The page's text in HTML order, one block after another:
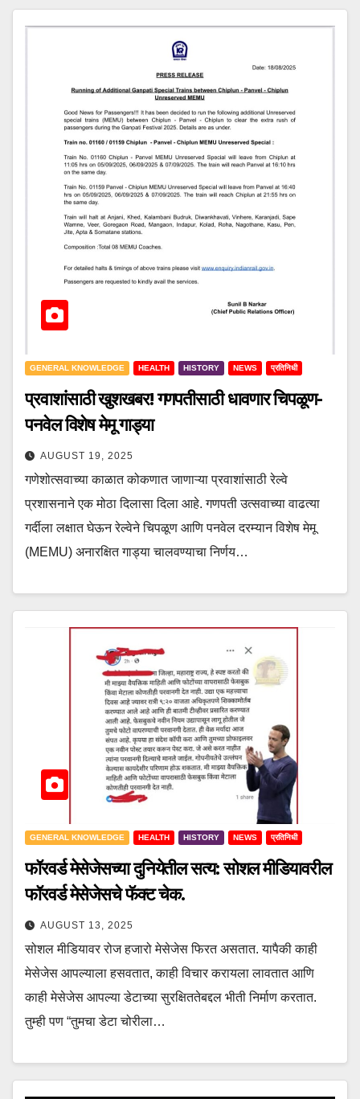
GENERAL KNOWLEDGE HEALTH HISTORY NEWS प्रतिनिधी
प्रवाशांसाठी खुशखबर! गणपतीसाठी धावणार चिपळूण-
पनवेल विशेष मेमू गाड्या
AUGUST 19, 2025
गणेशोत्सवाच्या काळात कोकणात जाणाऱ्या प्रवाशांसाठी रेल्वे
प्रशासनाने एक मोठा दिलासा दिला आहे. गणपती उत्सवाच्या वाढत्या
गर्दीला लक्षात घेऊन रेल्वेने चिपळूण आणि पनवेल दरम्यान विशेष मेमू
(MEMU) अनारक्षित गाड्या चालवण्याचा निर्णय…
GENERAL KNOWLEDGE HEALTH HISTORY NEWS प्रतिनिधी
फॉरवर्ड मेसेजेसच्या दुनियेतील सत्य: सोशल मीडियावरील
फॉरवर्ड मेसेजेसचे फॅक्ट चेक.
AUGUST 13, 2025
सोशल मीडियावर रोज हजारो मेसेजेस फिरत असतात. यापैकी काही
मेसेजेस आपल्याला हसवतात, काही विचार करायला लावतात आणि
काही मेसेजेस आपल्या डेटाच्या सुरक्षिततेबद्दल भीती निर्माण करतात.
तुम्ही पण “तुमचा डेटा चोरीला…